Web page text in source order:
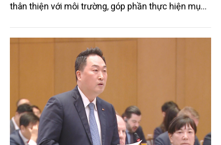
thân thiện với môi trường, góp phần thực hiện mục
trình thu hút sự tham gia của đông đảo đại biểu đến
từ các cơ quan quản lý nhà nước, đơn vị nghiên cứu,
doanh nghiệp, hợp tác xã và nông dân đang trực
tiếp triển khai mô hình sản xuất lúa phát thải thấp.